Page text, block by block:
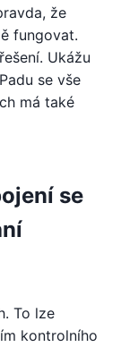
že
fungovat.
Ukážu
se vše
má také
se
To lze
kontrolního